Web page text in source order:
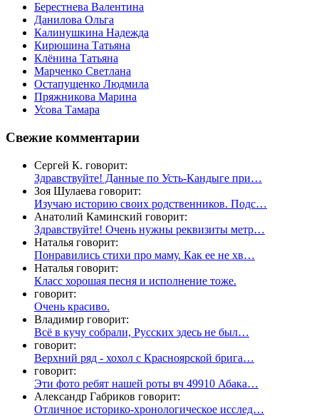
Берестнева Валентина
Данилова Ольга
Калинушкина Надежда
Кирюшина Татьяна
Клёнина Татьяна
Марченко Светлана
Остапущенко Людмила
Пряжникова Марина
Усова Тамара
Свежие комментарии
Сергей К. говорит:
Здравствуйте! Данные по Усть-Кандыге при…
Зоя Шулаева говорит:
Изучаю историю своих родственников. Подс…
Анатолий Каминский говорит:
Здравствуйте! Очень нужны реквизиты метр…
Наталья говорит:
Понравились стихи про маму. Как ее не хв…
Наталья говорит:
Класс хорошая песня и исполнение тоже.
говорит:
Очень красиво.
Владимир говорит:
Всё в кучу собрали, Русских здесь не был…
говорит:
Верхний ряд - хохол с Красноярской брига…
говорит:
Эти фото ребят нашей роты вч 49910 Абака…
Александр Габриков говорит:
Отличное историко-хронологическое исслед…